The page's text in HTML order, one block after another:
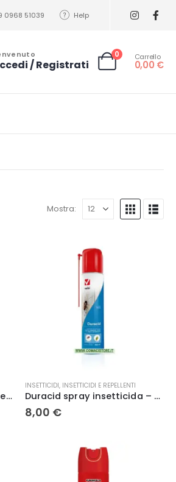
0968 51039 Help
/ Registrati
0 Carrello
0,00 €
Mostra:
Duracid 10 insetticida concentrato rapida azione Vebi 1 Lt
INSETTICIDI, INSETTICIDI E REPELLENTI
Duracid spray insetticida – Vebi 500 ml
8,00 €